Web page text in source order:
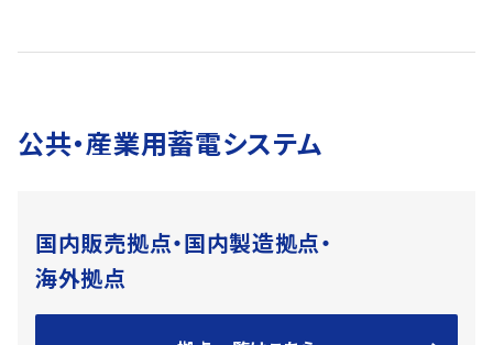
公共・産業用蓄電システム
国内販売拠点・国内製造拠点・
海外拠点